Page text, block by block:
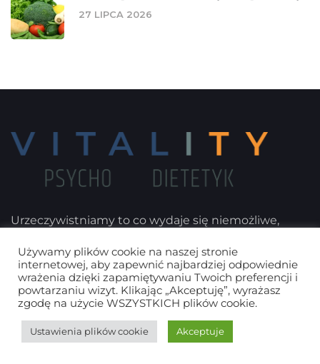
27 LIPCA 2026
Urzeczywistniamy to co wydaje się niemożliwe,
prowadząc ich z wyjątkowymi pomysłami. Przekonaj
się sam.
Używamy plików cookie na naszej stronie
internetowej, aby zapewnić najbardziej odpowiednie
wrażenia dzięki zapamiętywaniu Twoich preferencji i
powtarzaniu wizyt. Klikając „Akceptuję”, wyrażasz
zgodę na użycie WSZYSTKICH plików cookie.
Ustawienia plików cookie Akceptuje